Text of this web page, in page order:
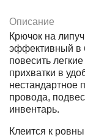
Описание
Крючок на
эффективный в
повесить
прихватки в
нестандартное
провода,
инвентарь.
Клеится к